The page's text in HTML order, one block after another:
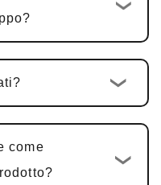
PCBA e sviluppo
25-30 giorni
del campione:
come